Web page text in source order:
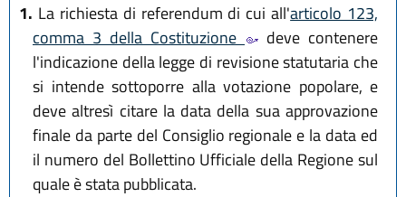
1. La richiesta di referendum di cui all'articolo 123,
comma 3 della Costituzione
deve contenere
l'indicazione della legge di revisione statutaria che
si intende sottoporre alla votazione popolare, e
deve altresì citare la data della sua approvazione
finale da parte del Consiglio regionale e la data ed
il numero del Bollettino Ufficiale della Regione sul
quale è stata pubblicata.